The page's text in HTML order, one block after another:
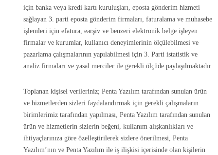
için banka veya kredi kartı kuruluşları, eposta gönderim hizmeti
sağlayan 3. parti eposta gönderim firmaları, faturalama ve muhasebe
işlemleri için efatura, earşiv ve benzeri elektronik belge işleyen
firmalar ve kurumlar, kullanıcı deneyimlerinin ölçülebilmesi ve
pazarlama çalışmalarının yapılabilmesi için 3. Parti istatistik ve
analiz firmaları ve yasal merciler ile gerekli ölçüde paylaşılmaktadır.
Toplanan kişisel verileriniz; Penta Yazılım tarafından sunulan ürün
ve hizmetlerden sizleri faydalandırmak için gerekli çalışmaların
birimlerimiz tarafından yapılması, Penta Yazılım tarafından sunulan
ürün ve hizmetlerin sizlerin beğeni, kullanım alışkanlıkları ve
ihtiyaçlarınıza göre özelleştirilerek sizlere önerilmesi, Penta
Yazılım’nın ve Penta Yazılım ile iş ilişkisi içerisinde olan kişilerin